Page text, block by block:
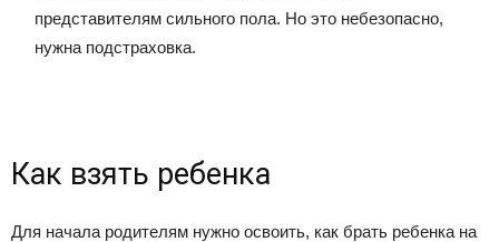
представителям сильного пола. Но это небезопасно,
нужна подстраховка.
Как взять ребенка
Для начала родителям нужно освоить, как брать ребенка на